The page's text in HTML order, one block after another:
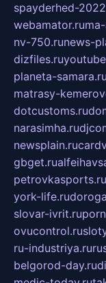
spayderhed-
webamator.ru
nv-750.runews-
dizfiles.ru
planeta-samara.ru
matrasy-
dotcustoms.ru
narasimha.ru
newsplain.ru
gbget.ru
petrovkasports.ru
york-life.ru
slovar-ivrit.ru
ovucontrol.ru
ru-industriya.ru
belgorod-day.ru